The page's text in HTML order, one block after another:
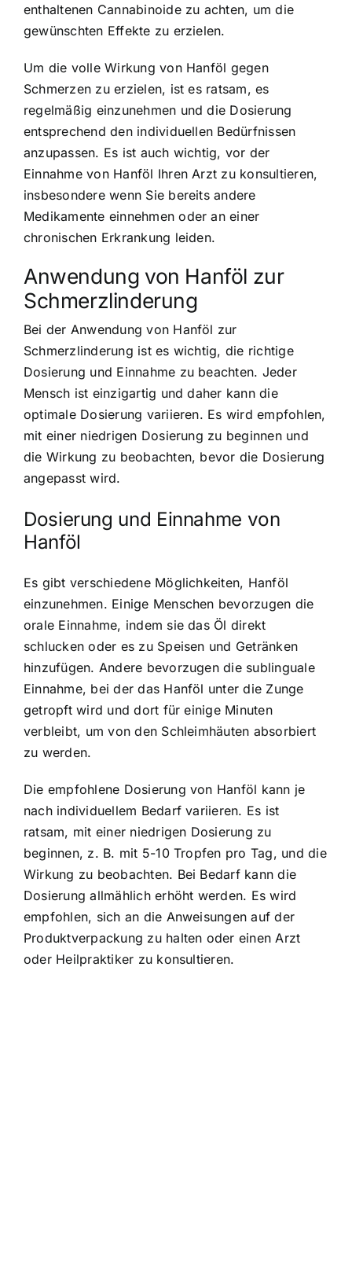
enthaltenen Cannabinoide zu achten, um die
gewünschten Effekte zu erzielen.
Um die volle Wirkung von Hanföl gegen
Schmerzen zu erzielen, ist es ratsam, es
regelmäßig einzunehmen und die Dosierung
entsprechend den individuellen Bedürfnissen
anzupassen. Es ist auch wichtig, vor der
Einnahme von Hanföl Ihren Arzt zu konsultieren,
insbesondere wenn Sie bereits andere
Medikamente einnehmen oder an einer
chronischen Erkrankung leiden.
Anwendung von Hanföl zur
Schmerzlinderung
Bei der Anwendung von Hanföl zur
Schmerzlinderung ist es wichtig, die richtige
Dosierung und Einnahme zu beachten. Jeder
Mensch ist einzigartig und daher kann die
optimale Dosierung variieren. Es wird empfohlen,
mit einer niedrigen Dosierung zu beginnen und
die Wirkung zu beobachten, bevor die Dosierung
angepasst wird.
Dosierung und Einnahme von
Hanföl
Es gibt verschiedene Möglichkeiten, Hanföl
einzunehmen. Einige Menschen bevorzugen die
orale Einnahme, indem sie das Öl direkt
schlucken oder es zu Speisen und Getränken
hinzufügen. Andere bevorzugen die sublinguale
Einnahme, bei der das Hanföl unter die Zunge
getropft wird und dort für einige Minuten
verbleibt, um von den Schleimhäuten absorbiert
zu werden.
Die empfohlene Dosierung von Hanföl kann je
nach individuellem Bedarf variieren. Es ist
ratsam, mit einer niedrigen Dosierung zu
beginnen, z. B. mit 5-10 Tropfen pro Tag, und die
Wirkung zu beobachten. Bei Bedarf kann die
Dosierung allmählich erhöht werden. Es wird
empfohlen, sich an die Anweisungen auf der
Produktverpackung zu halten oder einen Arzt
oder Heilpraktiker zu konsultieren.